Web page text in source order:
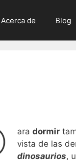
Acerca de Blog
aradormir
vista de las
dinosaurios,